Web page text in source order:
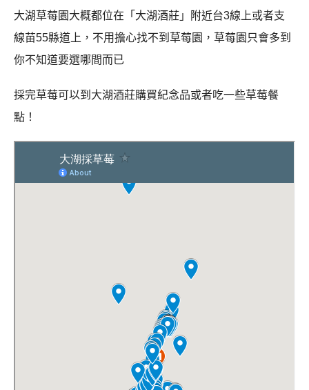
大湖草莓園大概都位在「大湖酒莊」附近台3線上或者支
線苗55縣道上，不用擔心找不到草莓園，草莓園只會多到
你不知道要選哪間而已
採完草莓可以到大湖酒莊購買紀念品或者吃一些草莓餐
點！